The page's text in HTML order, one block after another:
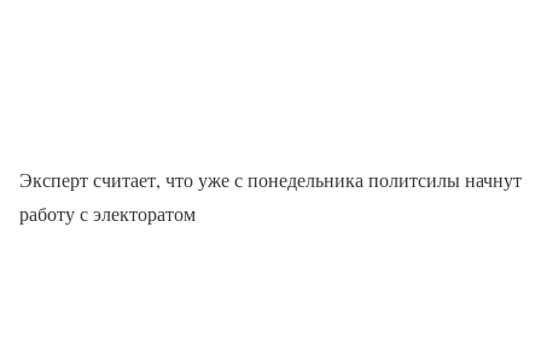
Эксперт считает, что уже с понедельника политсилы начнут
работу с электоратом